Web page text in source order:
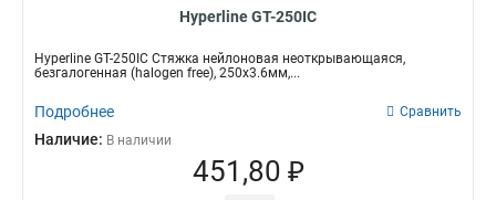
Hyperline GT-250IC
Hyperline GT-250IC Стяжка нейлоновая неоткрывающаяся,
безгалогенная (halogen free), 250x3.6мм,...
Подробнее Сравнить
Наличие: В наличии
451,80 ₽